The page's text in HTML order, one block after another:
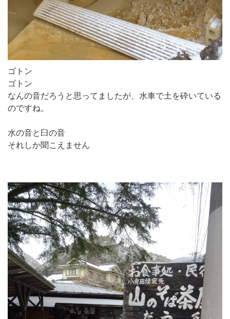
ゴトン
ゴトン
なんの音だろうと思ってましたが、水車で土を砕いている
のですね。
水の音と臼の音
それしか聞こえません